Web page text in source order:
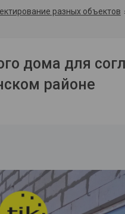
разных объектов
дома для
районе